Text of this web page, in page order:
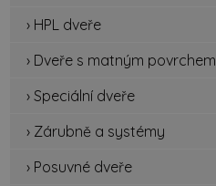
› HPL dveře
› Dveře s matným povrchem
› Speciální dveře
› Zárubně a systémy
› Posuvné dveře